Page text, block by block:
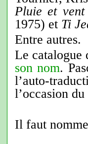
Pluie et
1975) et Ti
Entre autres.
Le
son nom.
l’auto-
l’occasion
Il faut